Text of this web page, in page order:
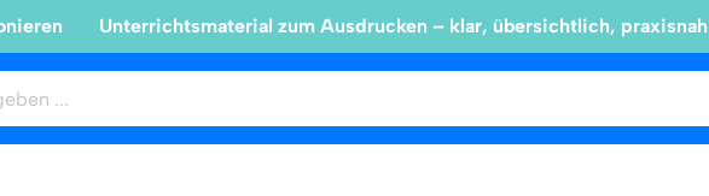
Unterrichtsmaterial zum Ausdrucken – klar, übersichtlich, praxisnah